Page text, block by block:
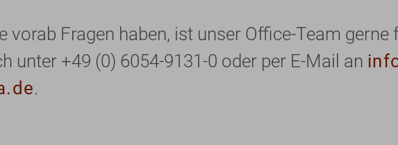
vorab Fragen haben, ist unser Office-Team gerne
unter +49 (0) 6054-9131-0 oder per E-Mail an
.